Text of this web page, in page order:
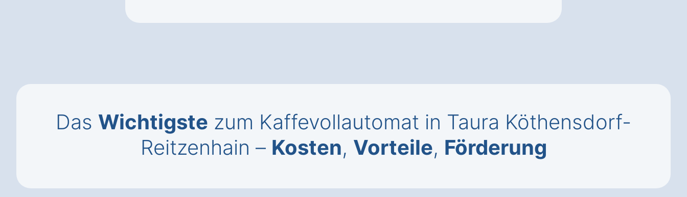
Das Wichtigste zum Kaffevollautomat in Taura Köthensdorf-
Reitzenhain – Kosten, Vorteile, Förderung